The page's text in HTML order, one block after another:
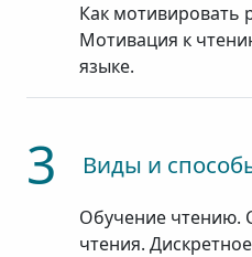
Как мотивировать
Мотивация к
языке.
3 Виды и
Обучение чтению.
чтения.